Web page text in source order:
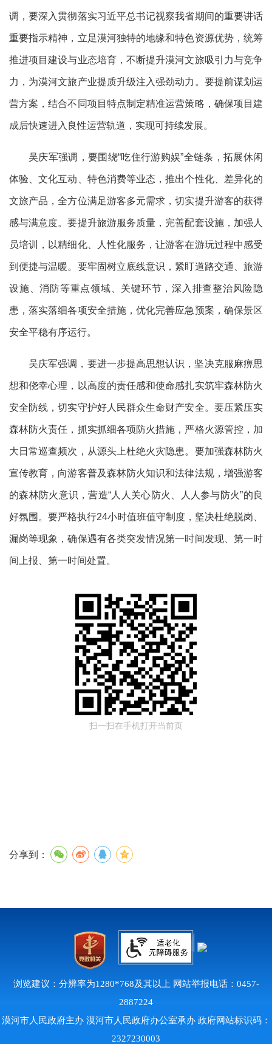
调，要深入贯彻落实习近平总书记视察我省期间的重要讲话
重要指示精神，立足漠河独特的地缘和特色资源优势，统筹
推进项目建设与业态培育， 不断提升漠河文旅吸引力与竞争
力， 为漠河文旅产业提质升级注入强劲动力。 要提前谋划运
营方案，结合不同项目特点制定精准运营策略，确保项目建
成后快速进入良性运营轨道，实现可持续发展。
吴庆军强调，要围绕“吃住行游购娱”全链条，拓展休闲
体验、文化互动、特色消费等业态，推出个性化、差异化的
文旅产品，全方位满足游客多元需求，切实提升游客的获得
感与满意度。要提升旅游服务质量，完善配套设施，加强人
员培训，以精细化、人性化服务，让游客在游玩过程中感受
到便捷与温暖。 要牢固树立底线意识，紧盯道路交通、旅游
设施、消防等重点领域、关键环节，深入排查整治风险隐
患，落实落细各项安全措施，优化完善应急预案，确保景区
安全平稳有序运行。
吴庆军强调，要进一步提高思想认识，坚决克服麻痹思
想和侥幸心理，以高度的责任感和使命感扎实筑牢森林防火
安全防线，切实守护好人民群众生命财产安全。要压紧压实
森林防火责任，抓实抓细各项防火措施，严格火源管控，加
大日常巡查频次，从源头上杜绝火灾隐患。要加强森林防火
宣传教育，向游客普及森林防火知识和法律法规，增强游客
的森林防火意识，营造“人人关心防火、人人参与防火”的良
好氛围。要严格执行24小时值班值守制度，坚决杜绝脱岗、
漏岗等现象，确保遇有各类突发情况第一时间发现、第一时
间上报、第一时间处置。
扫一扫在手机打开当前页
分享到：
浏览建议：分辨率为1280*768及其以上 网站举报电话：0457-
2887224
漠河市人民政府主办 漠河市人民政府办公室承办 政府网站标识码：
2327230003